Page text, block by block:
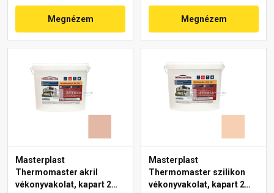
Megnézem Megnézem
Masterplast
Thermomaster akril
vékonyvakolat, kapart 2
Masterplast
Thermomaster szilikon
vékonyvakolat, kapart 2